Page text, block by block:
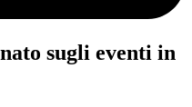
sugli eventi in